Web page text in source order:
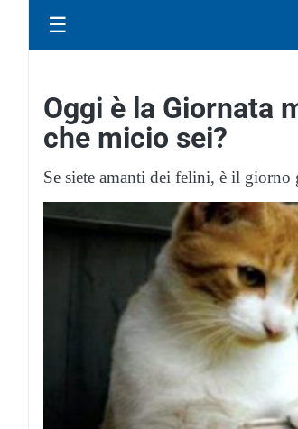
☰
Oggi è la Giornata
che micio sei?
Se siete amanti dei felini, è il giorno